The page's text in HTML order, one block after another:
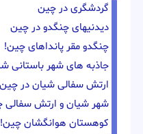
گردشگری در چین
دیدنیهای چنگدو در چین
چنگدو مقر پانداهای چین!
جاذبه های شهر باستانی
ارتش سفالی شیان در
شهر شیان و ارتش سفالی
کوهستان هوانگشان چین!